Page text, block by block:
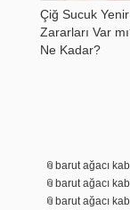
Çiğ Sucuk
Zararları Var
Ne Kadar?
barut ağacı
barut ağacı
barut ağacı